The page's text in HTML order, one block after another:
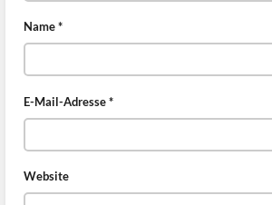
Name*
E-Mail-Adresse*
Website